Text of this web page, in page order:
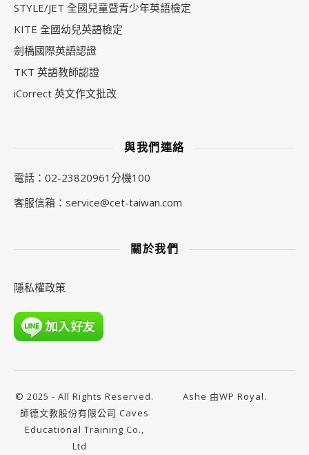
STYLE/JET 全國兒童暨青少年英語檢定
KITE 全國幼兒英語檢定
劍橋國際英語認證
TKT 英語教師認證
iCorrect 英文作文批改
與我們連絡
電話：02-23820961分機100
客服信箱： service@cet-taiwan.com
關於我們
隱私權政策
© 2025 - All Rights Reserved.
師德文教股份有限公司 Caves
Educational Training Co.,
Ltd
Ashe 由WP Royal.